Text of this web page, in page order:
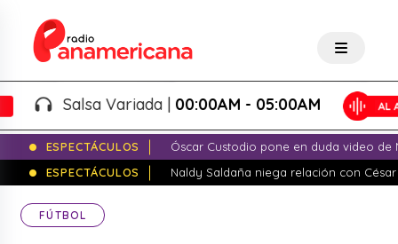
Salsa Variada |00:00AM - 05:00AM
ESPECTÁCULOS
Óscar Custodio pone en duda video de
ESPECTÁCULOS
Naldy Saldaña niega relación con
FÚTBOL